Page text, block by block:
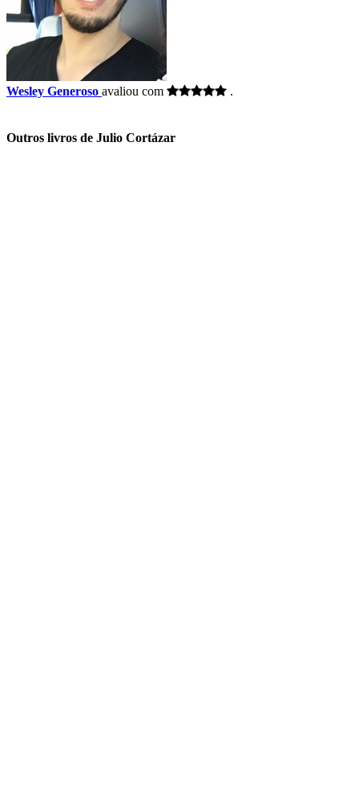
Wesley Generoso avaliou com .
Outros livros de Julio Cortázar